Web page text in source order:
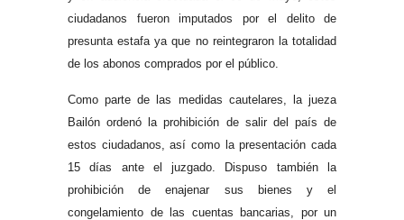
ciudadanos fueron imputados por el delito de
presunta estafa ya que no reintegraron la totalidad
de los abonos comprados por el público.
Como parte de las medidas cautelares, la jueza
Bailón ordenó la prohibición de salir del país de
estos ciudadanos, así como la presentación cada
15 días ante el juzgado. Dispuso también la
prohibición de enajenar sus bienes y el
congelamiento de las cuentas bancarias, por un